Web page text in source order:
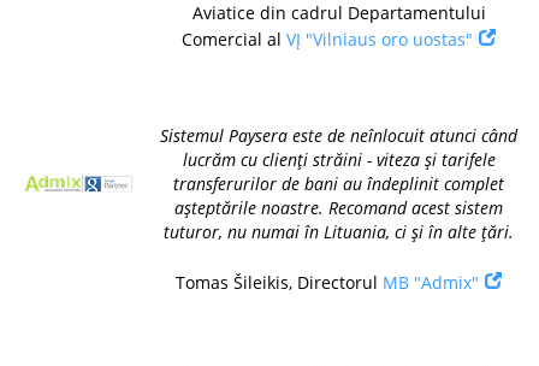
Aviatice din cadrul Departamentului
Comercial al VĮ "Vilniaus oro uostas"
Sistemul Paysera este de neînlocuit atunci când
lucrăm cu clienți străini - viteza și tarifele
transferurilor de bani au îndeplinit complet
așteptările noastre. Recomand acest sistem
tuturor, nu numai în Lituania, ci și în alte țări.
Tomas Šileikis, Directorul MB "Admix"